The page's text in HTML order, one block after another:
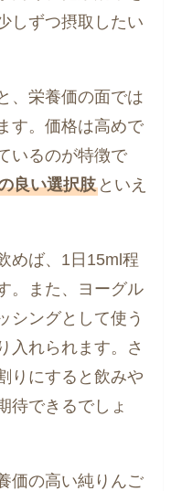
しずつ摂取したい
、栄養価の面では
す。価格は高めで
いるのが特徴で
良い選択肢 といえ
めば、1日15ml程
。また、ヨーグル
シングとして使う
入れられます。さ
りにすると飲みや
待できるでしょ
価の高い純りんご